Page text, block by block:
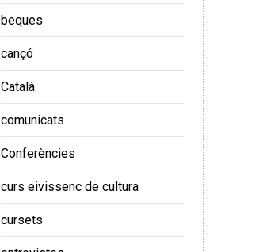
beques
cançó
Català
comunicats
Conferències
curs eivissenc de cultura
cursets